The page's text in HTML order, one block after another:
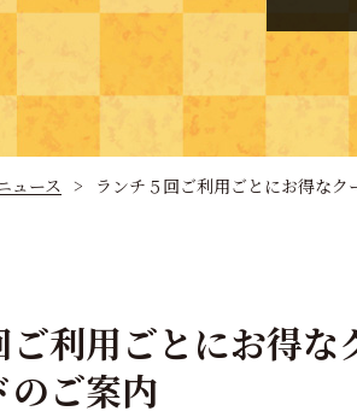
ュース ランチ５回ご利用ごとにお得な
ご利用ごとにお得
のご案内